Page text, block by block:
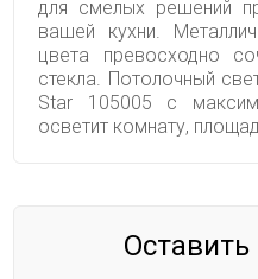
для смелых решений
вашей кухни.
цвета превосходно
стекла. Потолочный
Star 105005 с
осветит комнату,